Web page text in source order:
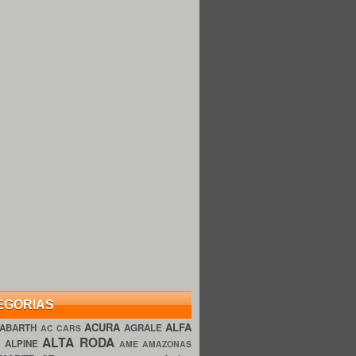
ABARTH AC CARS ACURA AGRALE ALFA
ALPINEALTA RODA AME AMAZONAS